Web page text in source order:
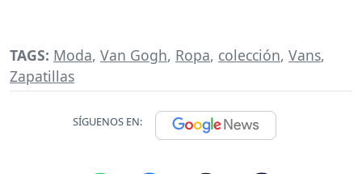
TAGS: Moda, Van Gogh, Ropa, colección, Vans,
Zapatillas
SÍGUENOS EN: